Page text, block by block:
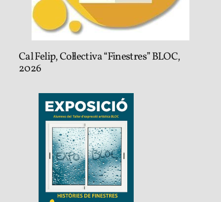
Cal Felip, Col·lectiva “Finestres” BLOC,
2026